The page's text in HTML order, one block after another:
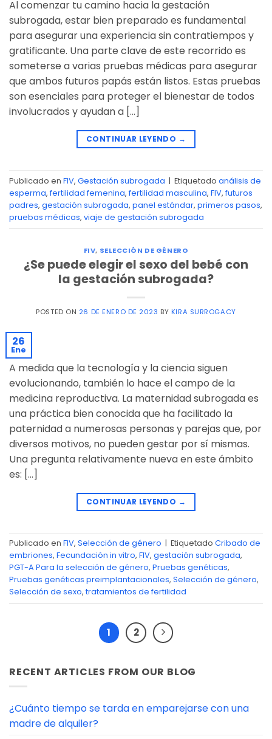
Al comenzar tu camino hacia la gestación
subrogada, estar bien preparado es fundamental
para asegurar una experiencia sin contratiempos y
gratificante. Una parte clave de este recorrido es
someterse a varias pruebas médicas para asegurar
que ambos futuros papás están listos. Estas pruebas
son esenciales para proteger el bienestar de todos
involucrados y ayudan a […]
CONTINUAR LEYENDO →
Publicado en FIV, Gestación subrogada | Etiquetado análisis de
esperma, fertilidad femenina, fertilidad masculina, FIV, futuros
padres, gestación subrogada, panel estándar, primeros pasos,
pruebas médicas, viaje de gestación subrogada
FIV, SELECCIÓN DE GÉNERO
¿Se puede elegir el sexo del bebé con
la gestación subrogada?
POSTED ON 26 DE ENERO DE 2023 BY KIRA SURROGACY
26
Ene
A medida que la tecnología y la ciencia siguen
evolucionando, también lo hace el campo de la
medicina reproductiva. La maternidad subrogada es
una práctica bien conocida que ha facilitado la
paternidad a numerosas personas y parejas que, por
diversos motivos, no pueden gestar por sí mismas.
Una pregunta relativamente nueva en este ámbito
es: […]
CONTINUAR LEYENDO →
Publicado en FIV, Selección de género | Etiquetado Cribado de
embriones, Fecundación in vitro, FIV, gestación subrogada,
PGT-A Para la selección de género, Pruebas genéticas,
Pruebas genéticas preimplantacionales, Selección de género,
Selección de sexo, tratamientos de fertilidad
1 2
RECENT ARTICLES FROM OUR BLOG
¿Cuánto tiempo se tarda en emparejarse con una
madre de alquiler?